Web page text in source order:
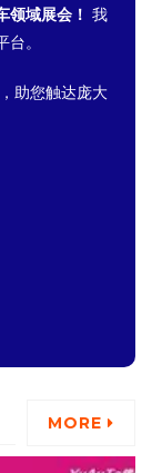
领域展会！ 我
。
，助您触达庞大
MORE